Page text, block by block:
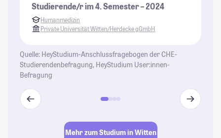
Studierende/r im 4. Semester – 2024
Humanmedizin
Private Universität Witten/Herdecke gGmbH
Quelle: HeyStudium-Anschlussfragebogen der CHE-
Studierendenbefragung, HeyStudium User:innen-
Befragung
Mehr zum Studium in Witten